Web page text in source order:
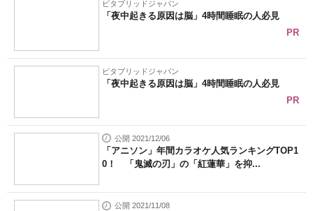
ビタブリッドジャパン
「夜中起きる原因は脳」4時間睡眠の人必見
PR
ビタブリッドジャパン
「夜中起きる原因は脳」4時間睡眠の人必見
PR
公開 2021/12/06
「アニソン」年間カラオケ人気ランキングTOP1
0！ 「鬼滅の刃」の「紅蓮華」を抑...
公開 2021/11/08